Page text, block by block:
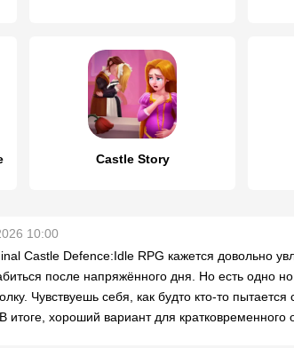
Castle Story
10:00
Castle Defence:Idle RPG кажется довольно
после напряжённого дня. Но есть одно
Чувствуешь себя, как будто кто-то
итоге, хороший вариант для кратковременного